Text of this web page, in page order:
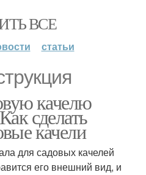
ВСЕ
статьи
качелю
сделать
качели
для садовых качелей
его внешний вид, и